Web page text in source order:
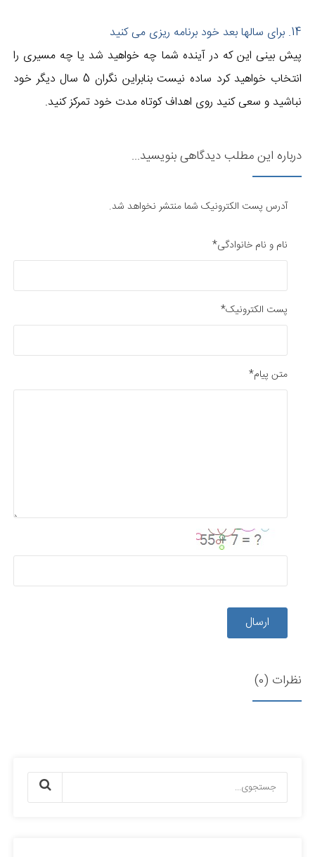
14. برای سالها بعد خود برنامه ریزی می کنید
پیش بینی این که در آینده شما چه خواهید شد یا چه مسیری را
انتخاب خواهید کرد ساده نیست بنابراین نگران 5 سال دیگر خود
نباشید و سعی کنید روی اهداف کوتاه مدت خود تمرکز کنید.
درباره این مطلب دیدگاهی بنویسید...
آدرس پست الکترونیک شما منتشر نخواهد شد.
نام و نام خانوادگی*
پست الکترونیک*
متن پیام*
ارسال
نظرات (0)